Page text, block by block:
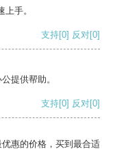
手。
支持[0] 反对[0]
提供帮助。
支持[0] 反对[0]
惠的价格，买到最合适